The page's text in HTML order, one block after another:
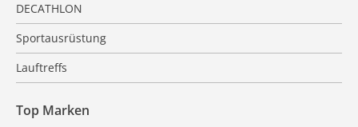
DECATHLON
Sportausrüstung
Lauftreffs
Top Marken